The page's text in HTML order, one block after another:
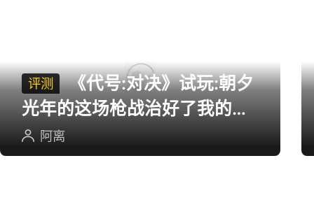
评测
《代号:对决》试玩:朝夕
光年的这场枪战治好了我的低
血压
阿离